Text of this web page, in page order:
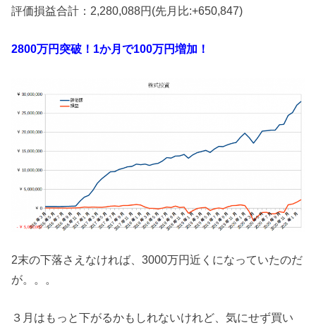
評価損益合計：2,280,088円(先月比:+650,847)
2800万円突破！1か月で100万円増加！
2末の下落さえなければ、3000万円近くになっていたのだ
が。。。
３月はもっと下がるかもしれないけれど、気にせず買い